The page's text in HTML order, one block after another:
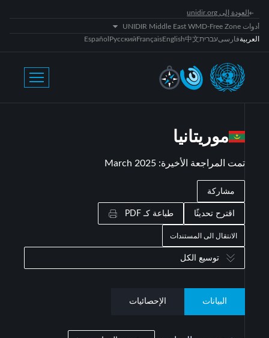
العودة إلى unidir.org
أدوات UNIDIR Middle East WMD-Free Zone
العربيةفارسیעברית中文
English
Français
Русский
Español
موريتانيا
تمت المراجعة الأخيرة:
March 2025
مشاركة
اقترح تحديثًا طباعة كـ PDF
الانتقال الى المستندات
توسيع الكل
البيانات الإحصائيات